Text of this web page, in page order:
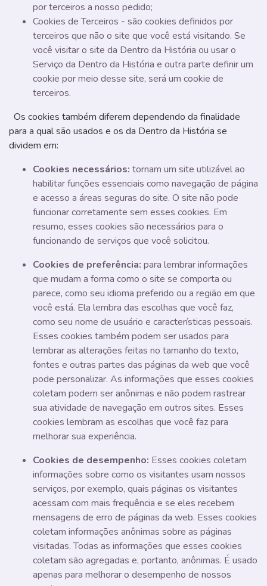
por terceiros a nosso pedido;
Cookies de Terceiros - são cookies definidos por
terceiros que não o site que você está visitando. Se
você visitar o site da Dentro da História ou usar o
Serviço da Dentro da História e outra parte definir um
cookie por meio desse site, será um cookie de
terceiros.
Os cookies também diferem dependendo da finalidade
para a qual são usados ​​e os da Dentro da História se
dividem em:
Cookies necessários: tornam um site utilizável ao
habilitar funções essenciais como navegação de página
e acesso a áreas seguras do site. O site não pode
funcionar corretamente sem esses cookies. Em
resumo, esses cookies são necessários para o
funcionando de serviços que você solicitou.
Cookies de preferência: para lembrar informações
que mudam a forma como o site se comporta ou
parece, como seu idioma preferido ou a região em que
você está. Ela lembra das escolhas que você faz,
como seu nome de usuário e características pessoais.
Esses cookies também podem ser usados ​​para
lembrar as alterações feitas no tamanho do texto,
fontes e outras partes das páginas da web que você
pode personalizar. As informações que esses cookies
coletam podem ser anônimas e não podem rastrear
sua atividade de navegação em outros sites. Esses
cookies lembram as escolhas que você faz para
melhorar sua experiência.
Cookies de desempenho: Esses cookies coletam
informações sobre como os visitantes usam nossos
serviços, por exemplo, quais páginas os visitantes
acessam com mais frequência e se eles recebem
mensagens de erro de páginas da web. Esses cookies
coletam informações anônimas sobre as páginas
visitadas. Todas as informações que esses cookies
coletam são agregadas e, portanto, anônimas. É usado
apenas para melhorar o desempenho de nossos